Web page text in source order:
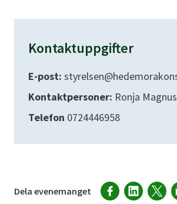
Kontaktuppgifter
E-post:
Kontaktpersoner: Ronja
Telefon 0724446958
Dela evenemanget